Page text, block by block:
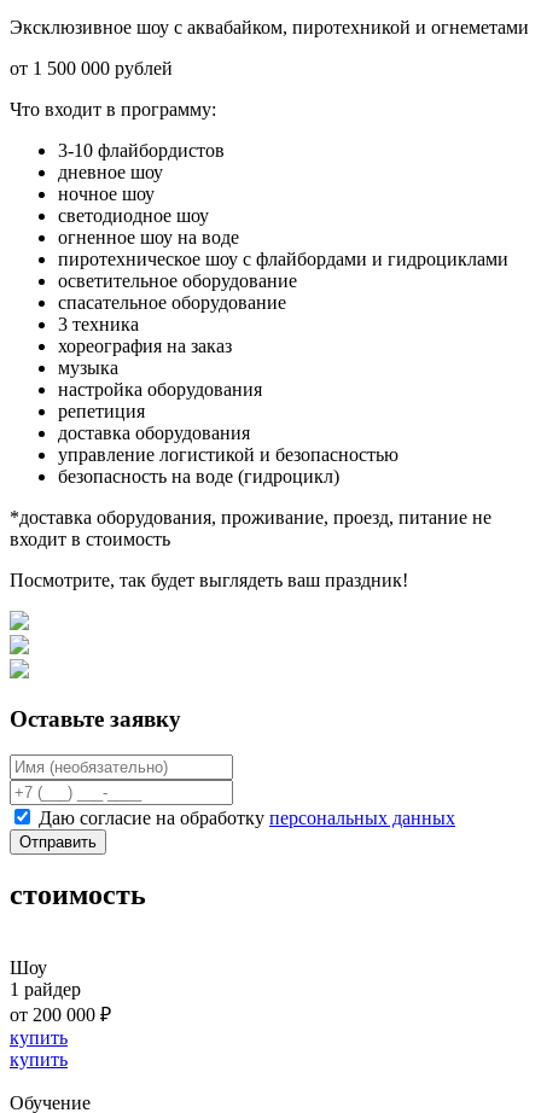
Эксклюзивное шоу с аквабайком, пиротехникой и огнеметами
от 1 500 000 рублей
Что входит в программу:
3-10 флайбордистов
дневное шоу
ночное шоу
светодиодное шоу
огненное шоу на воде
пиротехническое шоу с флайбордами и гидроциклами
осветительное оборудование
спасательное оборудование
3 техника
хореография на заказ
музыка
настройка оборудования
репетиция
доставка оборудования
управление логистикой и безопасностью
безопасность на воде (гидроцикл)
*доставка оборудования, проживание, проезд, питание не
входит в стоимость
Посмотрите, так будет выглядеть ваш праздник!
Оставьте заявку
Даю согласие на обработку персональных данных
Отправить
стоимость
Шоу
1 райдер
от 200 000 ₽
купить
купить
Обучение